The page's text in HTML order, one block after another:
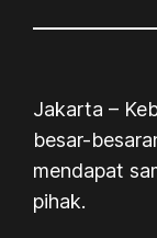
Jakarta –
besar-
mendapat
pihak.